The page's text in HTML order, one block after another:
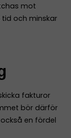
mot
och minskar
fakturor
bör därför
en fördel